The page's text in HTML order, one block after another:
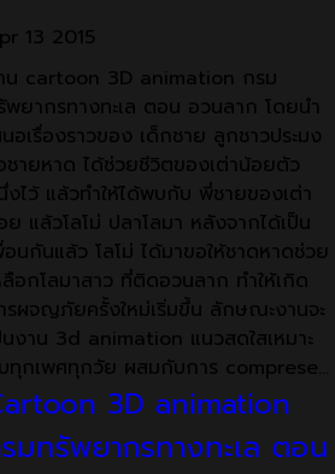
13 2015
น cartoon 3D animation กรม
พยากรทางทะเล ตอน อวนลาก โดยนำ
นอเรื่องราวของ เด็กชาย ลูกชาวประมง
ชายหาด ได้ช่วยชีวิตของเต่าน้อยตัว
งไว้ แล้วทำให้ได้พบกับ พี่ชายของเต่า
ย แล้วโลโม่ ปลาโลมา หลังจากได้เป็น
อนกันแล้ว โลโม่ ได้มาขอให้ชาดหาดช่วย
ลือกโลมาสาว ที่ติดอวนลาก ทำให้เกิด
รผจญภัยครั้งใหม่เริ่มขึ้น ลักษณะงานจะ
นงาน 3d animation แนวสดใสเหมาะ
ทุกเพศทุกวัย ผสมกับการ comprese…
3D animation
มทรัพยากรทางทะเล ตอน